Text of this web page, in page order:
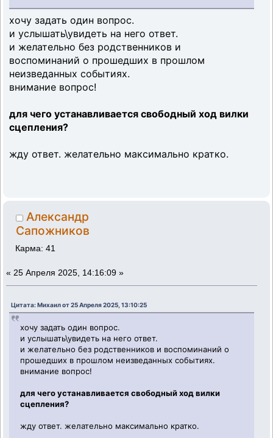
хочу задать один вопрос.
и услышать\увидеть на него ответ.
и желательно без родственников и
воспоминаний о прошедших в прошлом
неизведанных событиях.
внимание вопрос!
для чего устанавливается свободный ход вилки
сцепления?
жду ответ. желательно максимально кратко.
Александр
Сапожников
Карма: 41
« 25 Апреля 2025, 14:16:09 »
Цитата: Михаил от 25 Апреля 2025, 13:10:25
хочу задать один вопрос.
и услышать\увидеть на него ответ.
и желательно без родственников и воспоминаний о
прошедших в прошлом неизведанных событиях.
внимание вопрос!
для чего устанавливается свободный ход вилки
сцепления?
жду ответ. желательно максимально кратко.